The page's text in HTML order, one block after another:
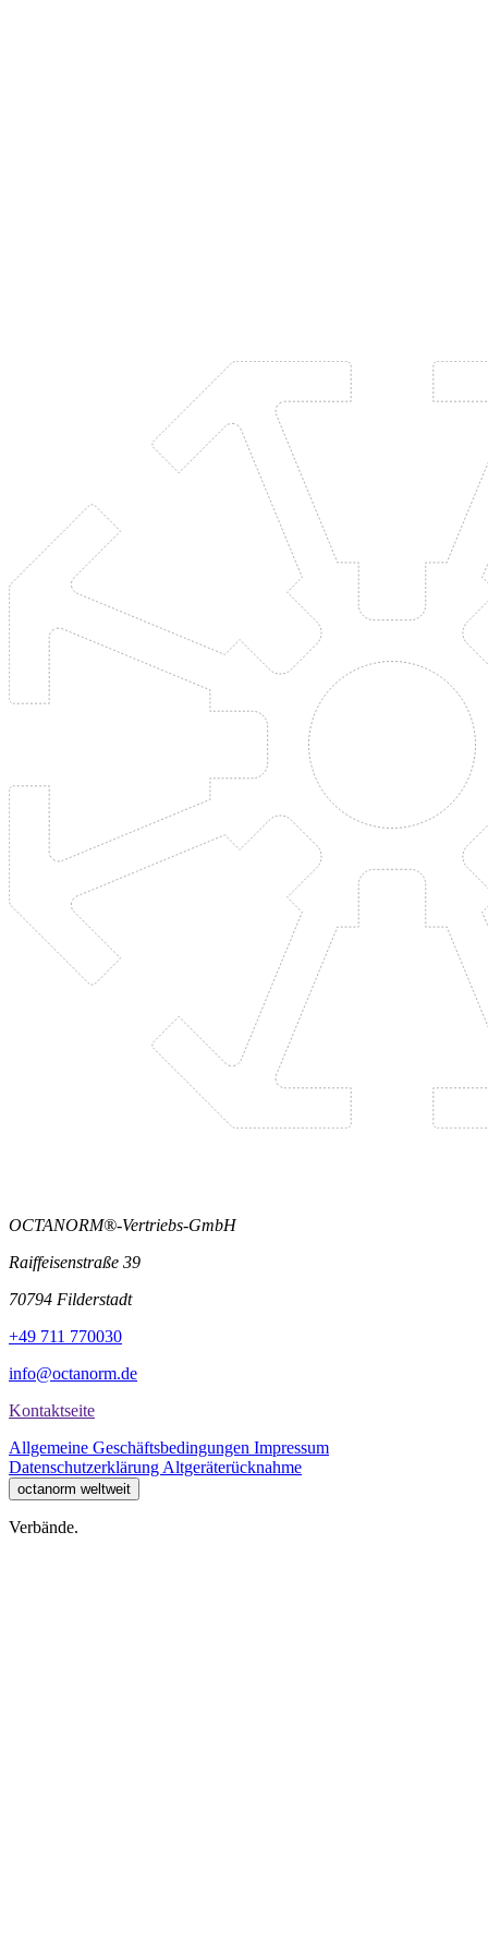
OCTANORM®-Vertriebs-GmbH
Raiffeisenstraße 39
70794 Filderstadt
+49 711 770030
info@octanorm.de
Kontaktseite
Allgemeine Geschäftsbedingungen Impressum
Datenschutzerklärung Altgeräterücknahme
octanorm weltweit
Verbände.